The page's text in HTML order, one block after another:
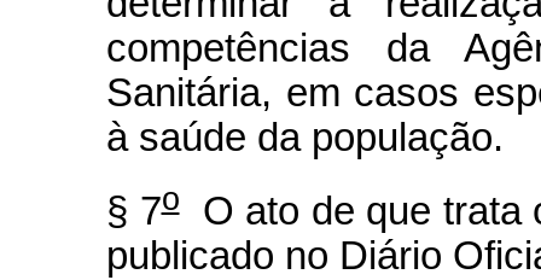
competências da
Sanitária, em casos
à saúde da população.
§ 7oO ato de que trata
publicado no Diário